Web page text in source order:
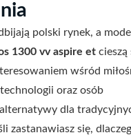
polski rynek, a
1300 vv aspire et cieszą
wśród
oraz osób
dla
zastanawiasz się,